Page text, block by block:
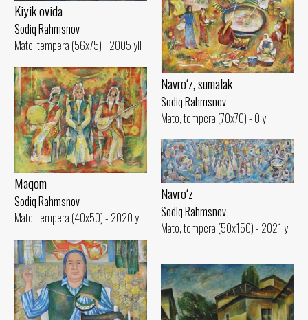
Kiyik ovida
Sodiq Rahmsnov
Mato, tempera (56x75) - 2005 yil
Navro‘z, sumalak
Sodiq Rahmsnov
Mato, tempera (70x70) - 0 yil
Maqom
Sodiq Rahmsnov
Mato, tempera (40x50) - 2020 yil
Navro‘z
Sodiq Rahmsnov
Mato, tempera (50x150) - 2021 yil